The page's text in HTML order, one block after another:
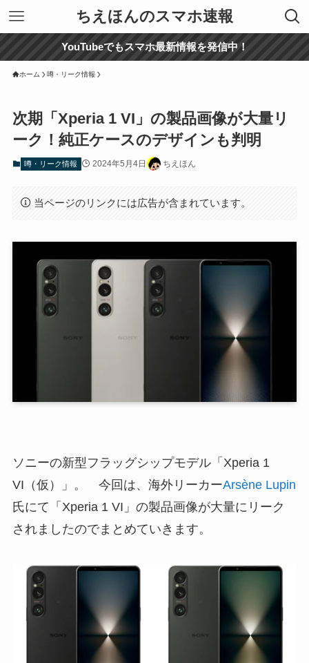
ちえほんのスマホ速報
YouTubeでもスマホ最新情報を発信中！
ホーム 噂・リーク情報
次期「Xperia 1 VI」の製品画像が大量リ
ーク！純正ケースのデザインも判明
噂・リーク情報 2024年5月4日 ちえほん
当ページのリンクには広告が含まれています。
ソニーの新型フラッグシップモデル「Xperia 1
VI（仮）」。 今回は、海外リーカーArsène Lupin
氏にて「Xperia 1 VI」の製品画像が大量にリーク
されましたのでまとめていきます。